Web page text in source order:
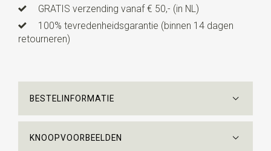
GRATIS verzending vanaf € 50,- (in NL)
100% tevredenheidsgarantie (binnen 14 dagen
retourneren)
BESTELINFORMATIE
KNOOPVOORBEELDEN